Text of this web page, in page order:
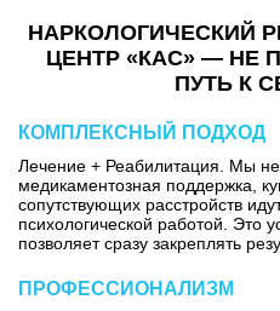
НАРКОЛОГИЧЕСКИЙ
ЦЕНТР «КАС» — НЕ
ПУТЬ К
КОМПЛЕКСНЫЙ ПОДХОД
Лечение + Реабилитация. Мы
медикаментозная поддержка,
сопутствующих расстройств
психологической работой. Это
позволяет сразу закреплять
ПРОФЕССИОНАЛИЗМ